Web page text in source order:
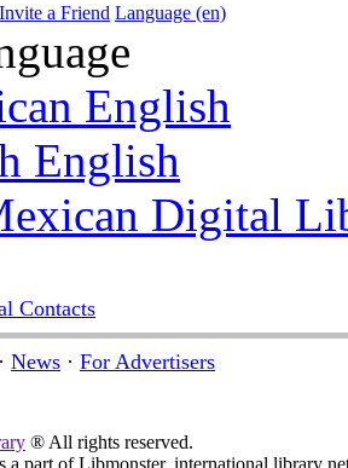
Invite a Friend Language (en)
English
English
Digital
Contacts
· News · For Advertisers
® All rights reserved.
part of Libmonster, international library